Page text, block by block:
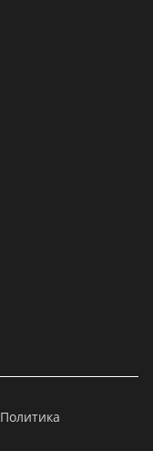
Политика